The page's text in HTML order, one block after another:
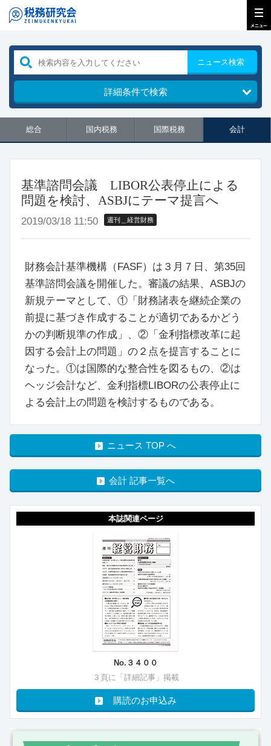
ニュース検索
詳細条件で検索
総合 国内税務 国際税務 会計
基準諮問会議 LIBOR公表停止による
問題を検討、ASBJにテーマ提言へ
2019/03/18 11:50 週刊＿経営財務
財務会計基準機構（FASF）は３月７日、第35回
基準諮問会議を開催した。審議の結果、ASBJの
新規テーマとして、①「財務諸表を継続企業の
前提に基づき作成することが適切であるかどう
かの判断規準の作成」、②「金利指標改革に起
因する会計上の問題」の２点を提言することに
なった。①は国際的な整合性を図るもの、②は
ヘッジ会計など、金利指標LIBORの公表停止に
よる会計上の問題を検討するものである。
ニュース TOP へ
会計 記事一覧へ
本誌関連ページ
No.３４００
３頁に「詳細記事」掲載
購読のお申込み